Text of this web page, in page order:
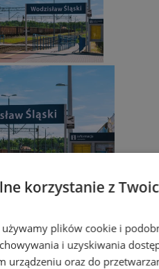
mijanka wrócić
resortu
korzystanie z
plików cookie i
i uzyskiwania
urządzeniu oraz do